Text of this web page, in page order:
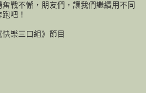
戰不懈，朋友們，讓我們繼續用不同
吧！
樂三口組》節目